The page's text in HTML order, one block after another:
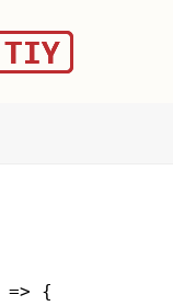
=> {